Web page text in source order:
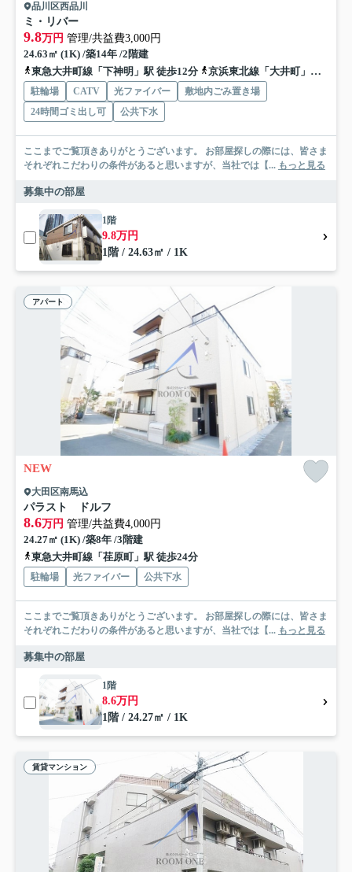
品川区西品川
ミ・リバー
9.8万円 管理/共益費3,000円
24.63㎡ (1K) /築14年 /2階建
東急大井町線「下神明」駅 徒歩12分
京浜東北線「大井町」駅 徒歩15分
駐輪場 CATV 光ファイバー
敷地内ごみ置き場
24時間ゴミ出し可
公共下水
ここまでご覧頂きありがとうございます。 お部屋探しの際には、皆さま
それぞれこだわりの条件があると思いますが、当社では【... もっと見る
募集中の部屋
1階
9.8万円
1階 / 24.63㎡ / 1K
アパート
NEW
大田区南馬込
パラスト ドルフ
8.6万円 管理/共益費4,000円
24.27㎡ (1K) /築8年 /3階建
東急大井町線「荏原町」駅 徒歩24分
駐輪場 光ファイバー 公共下水
ここまでご覧頂きありがとうございます。 お部屋探しの際には、皆さま
それぞれこだわりの条件があると思いますが、当社では【... もっと見る
募集中の部屋
1階
8.6万円
1階 / 24.27㎡ / 1K
賃貸マンション